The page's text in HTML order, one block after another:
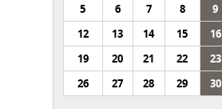
5
6 7 8 9
12
13 14 15 16
19
20 21 22 23
26
27 28 29 30